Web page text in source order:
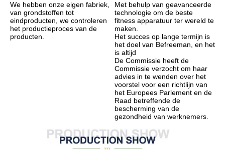
We hebben onze eigen fabriek,
van grondstoffen tot
eindproducten, we controleren
het productieproces van de
producten.
Met behulp van geavanceerde
technologie om de beste
fitness apparatuur ter wereld te
maken.
Het succes op lange termijn is
het doel van Befreeman, en het
is altijd
De Commissie heeft de
Commissie verzocht om haar
advies in te wenden over het
voorstel voor een richtlijn van
het Europees Parlement en de
Raad betreffende de
bescherming van de
gezondheid van werknemers.